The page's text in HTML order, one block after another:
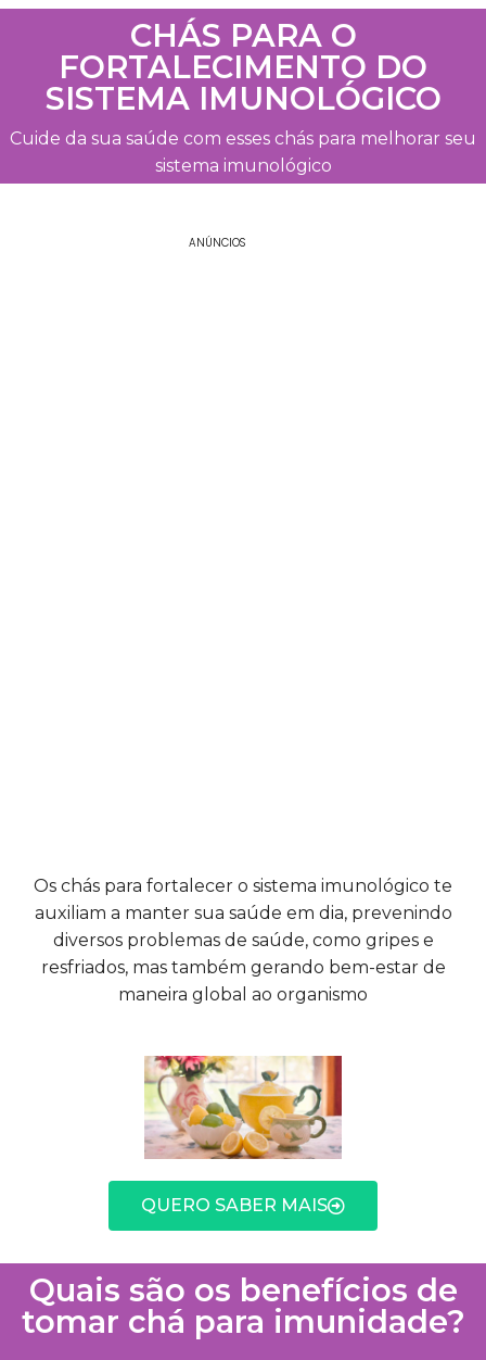
CHÁS PARA O
FORTALECIMENTO DO
SISTEMA IMUNOLÓGICO
Cuide da sua saúde com esses chás para melhorar seu
sistema imunológico
ANÚNCIOS
Os chás para fortalecer o sistema imunológico te
auxiliam a manter sua saúde em dia, prevenindo
diversos problemas de saúde, como gripes e
resfriados, mas também gerando bem-estar de
maneira global ao organismo
QUERO SABER MAIS
Quais são os benefícios de
tomar chá para imunidade?